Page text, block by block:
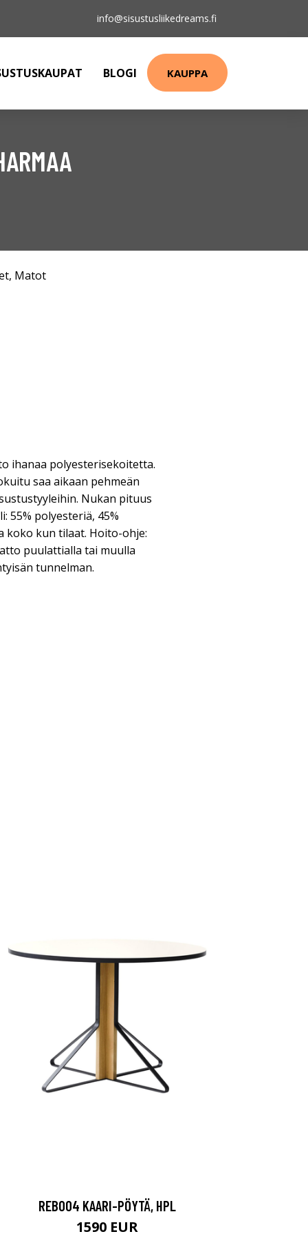
info@sisustusliikedreams.fi
BLOGI KAUPPA
, Matot
ihanaa polyesterisekoitetta.
saa aikaan pehmeän
Nukan pituus
55% polyesteriä, 45%
koko kun tilaat. Hoito-ohje:
puulattialla tai muulla
tunnelman.
REB004 KAARI-PÖYTÄ, HPL
1590 EUR